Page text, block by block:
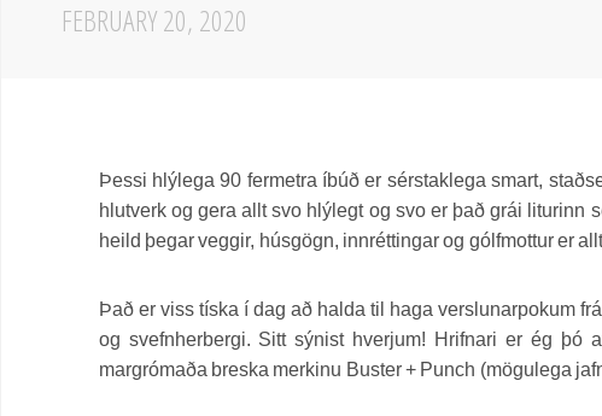
FEBRUARY 20, 2020
Þessi hlýlega 90 fermetra íbúð er sérstaklega smart,
hlutverk og gera allt svo hlýlegt og svo er það grái liturinn
heild þegar veggir, húsgögn, innréttingar og gólfmottur er
Það er viss tíska í dag að halda til haga verslunarpokum
og svefnherbergi. Sitt sýnist hverjum! Hrifnari er ég þó
margrómaða breska merkinu Buster + Punch (mögulega